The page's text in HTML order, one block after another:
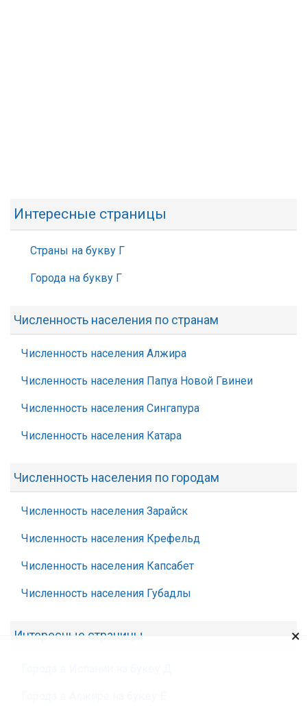
Интересные страницы
Страны на букву Г
Города на букву Г
Численность населения по странам
Численность населения Алжира
Численность населения Папуа Новой Гвинеи
Численность населения Сингапура
Численность населения Катара
Численность населения по городам
Численность населения Зарайск
Численность населения Крефельд
Численность населения Капсабет
Численность населения Губадлы
Интересные страницы ×